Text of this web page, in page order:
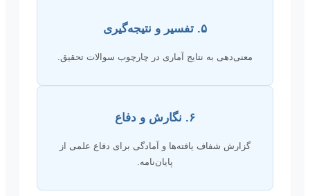
معنی‌دهی به نتایج آماری در چارچوب سوالات تحقیق.
گزارش شفاف یافته‌ها و آمادگی برای دفاع علمی از
پایان‌نامه.